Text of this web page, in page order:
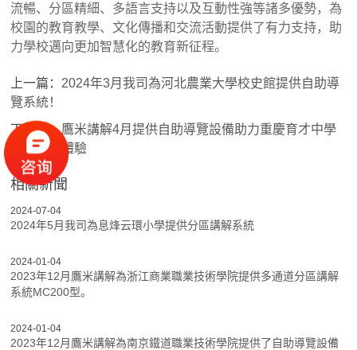
流暢、分區精細、多語言支持以及互動性強等諸多優勢，為
校園的教育教學、文化傳播和交流活動提供了有力支持，助
力學校邁向更加智慧化的教育新征程。
上一篇： 2024年3月我司為河北農業大學校史館提供自助導
覽系統！
下一篇：鷹米講解4月提供自助導覽設備助力重慶育才中學
陶館煥新體驗
相關新聞
2024-07-04
2024年5月我司為息烽云環小學提供分區講解系統
2024-01-04
2023年12月鷹米講解為浙江商業職業技術學院提供多通道分區講解
系統MC200型。
2024-01-04
2023年12月鷹米講解為南京鐵道職業技術學院提供了自助導覽設備